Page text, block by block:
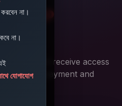
না।
না।
যোগাযোগ
APP
You will receive access
payment and